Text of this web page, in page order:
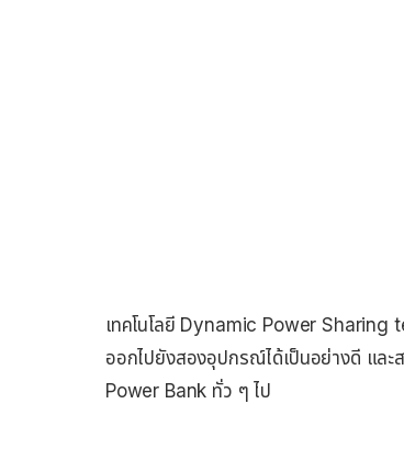
เทคโนโลยี Dynamic Power Sharing
ออกไปยังสองอุปกรณ์ได้เป็นอย่างดี และ
Power Bank ทั่ว ๆ ไป